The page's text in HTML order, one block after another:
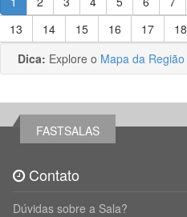
13
14 15 16 17 18
Dica: Explore o Mapa da Região
FASTSALAS
Contato
Dúvidas sobre a Sala?